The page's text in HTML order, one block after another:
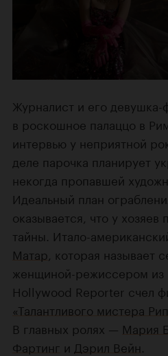
Журналист и его
в роскошное палаццо в
интервью у неприятной
деле парочка планирует
некогда пропавшей
Идеальный план
оказывается, что у хозяев
тайны. Итало-
Матар , которая называет
женщиной-режиссером из
Hollywood Reporter счел
«Талантливого мистера
В главных ролях — Мария
Фартинг и Дэрил Вейн